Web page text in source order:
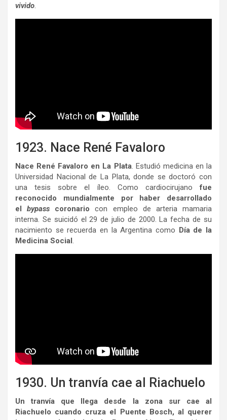
vivido.
1923. Nace René Favaloro
Nace René Favaloro en La Plata. Estudió medicina en la
Universidad Nacional de La Plata, donde se doctoró con
una tesis sobre el íleo. Como cardiocirujano fue
reconocido mundialmente por haber desarrollado
elbypass coronariocon empleo de arteria mamaria
interna. Se suicidó el 29 de julio de 2000. La fecha de su
nacimiento se recuerda en la Argentina como Día de la
Medicina Social.
1930. Un tranvía cae al Riachuelo
Un tranvía que llega desde la zona sur cae al
Riachuelo cuando cruza el Puente Bosch, al querer